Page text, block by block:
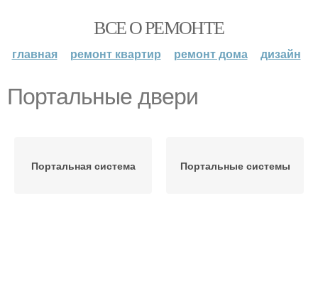
ВСЕ О РЕМОНТЕ
главная ремонт квартир ремонт дома дизайн
Портальные двери
Портальная система Портальные системы